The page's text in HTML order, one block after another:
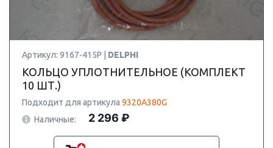
Артикул: 9167-415P | DELPHI
КОЛЬЦО УПЛОТНИТЕЛЬНОЕ (КОМПЛЕКТ
10 ШТ.)
Подходит для артикула 9320A380G
Наличные:
2 296 ₽